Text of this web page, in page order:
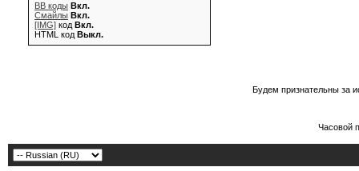
BB коды Вкл.
Смайлы Вкл.
[IMG] код Вкл.
HTML код Выкл.
Будем признательны за
Часовой